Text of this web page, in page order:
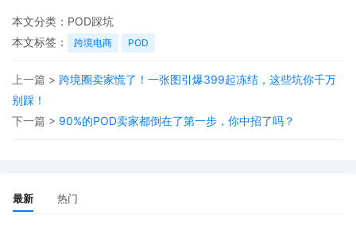
在 POD 选品中，“蹭热门 IP” 是最常见也最危险的操
作。迪士尼卡通、漫威英雄、明星肖像等知名 IP，
版权归属明确，未经授权印在 T 恤、手机壳上，哪
“擦边球” IP 同样危险：某卖家做动漫配角 Q 版 T
本文分类： POD踩坑
本文标签：
跨境电商 POD
上一篇 > 跨境圈卖家慌了！一张图引爆399起冻结，这些坑你千万
别踩！
下一篇 > 90%的POD卖家都倒在了第一步，你中招了吗？
最新 热门